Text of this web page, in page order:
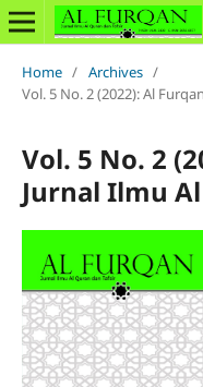
Home / Archives /
Vol. 5 No. 2 (2022): Al
Vol. 5 No. 2
Jurnal Ilmu